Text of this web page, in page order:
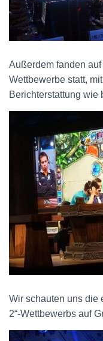
Außerdem fanden
Wettbewerbe statt,
Berichterstattung wie
Wir schauten uns die
2“-Wettbewerbs auf